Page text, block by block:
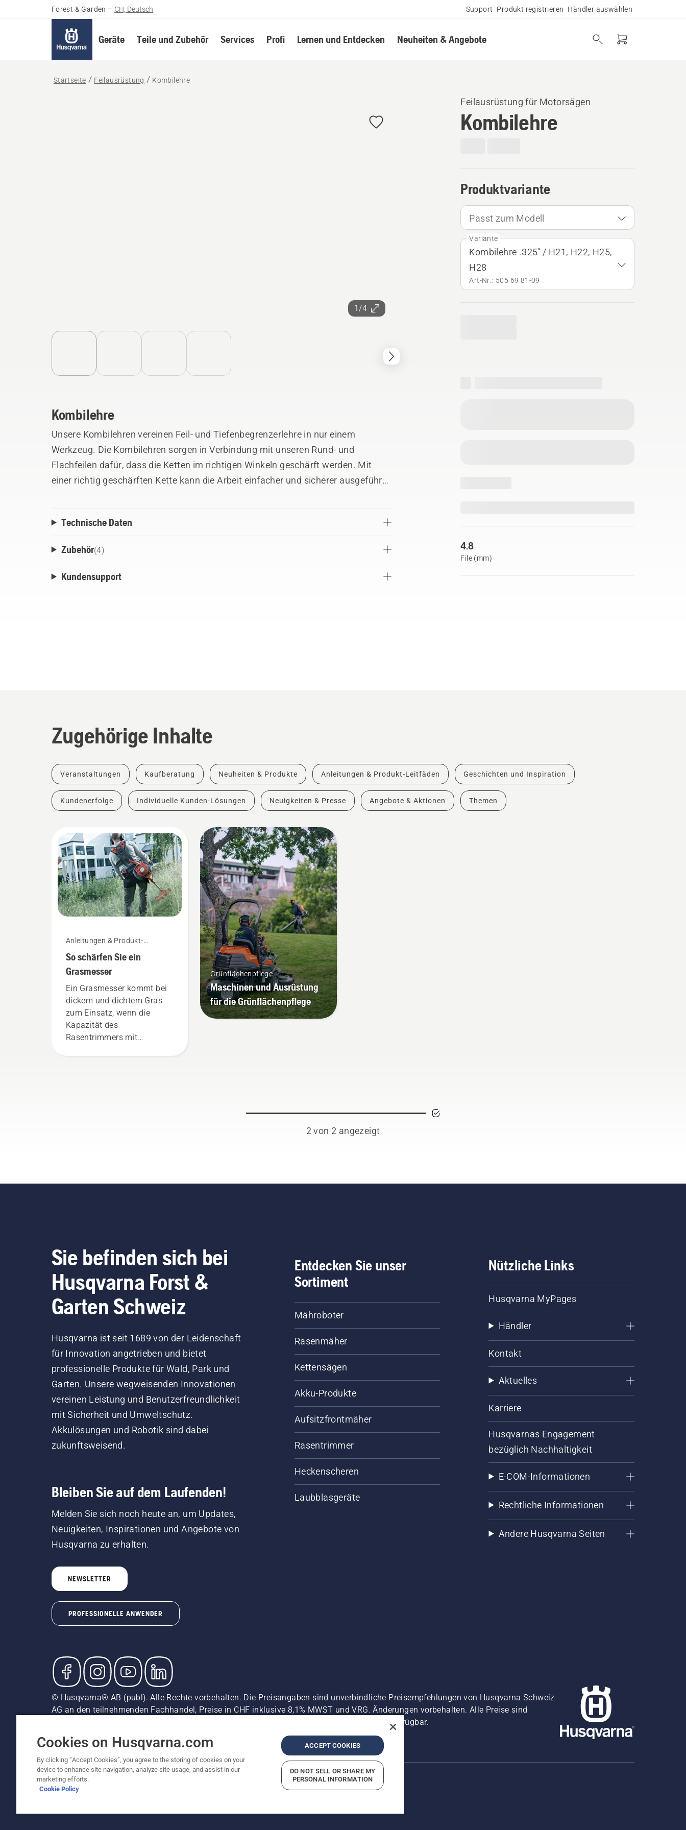
Forest & Garden – CH, Deutsch Support Produkt registrieren Händler auswählen
Geräte Teile und Zubehör Services Profi Lernen und Entdecken Neuheiten & Angebote
Startseite Feilausrüstung Kombilehre
1/4
Feilausrüstung für Motorsägen
Kombilehre
Produktvariante
Passt zum Modell
Variante
Kombilehre .325" / H21, H22, H25,
H28
Art-Nr.: 505 69 81‑09
4.8
File (mm)
Kombilehre
Unsere Kombilehren vereinen Feil- und Tiefenbegrenzerlehre in nur einem
Werkzeug. Die Kombilehren sorgen in Verbindung mit unseren Rund- und
Flachfeilen dafür, dass die Ketten im richtigen Winkeln geschärft werden. Mit
einer richtig geschärften Kette kann die Arbeit einfacher und sicherer ausgeführt
Technische Daten
Zubehör(4)
Kundensupport
Zugehörige Inhalte
Veranstaltungen Kaufberatung Neuheiten & Produkte Anleitungen & Produkt-Leitfäden Geschichten und Inspiration
Kundenerfolge Individuelle Kunden-Lösungen Neuigkeiten & Presse Angebote & Aktionen Themen
Anleitungen & Produkt-
So schärfen Sie ein
Grasmesser
Ein Grasmesser kommt bei
dickem und dichtem Gras
zum Einsatz, wenn die
Kapazität des
Rasentrimmers mit
Grünflächenpflege
Maschinen und Ausrüstung
für die Grünflächenpflege
2 von 2 angezeigt
Sie befinden sich bei
Husqvarna Forst &
Garten Schweiz
Husqvarna ist seit 1689 von der Leidenschaft
für Innovation angetrieben und bietet
professionelle Produkte für Wald, Park und
Garten. Unsere wegweisenden Innovationen
vereinen Leistung und Benutzerfreundlichkeit
mit Sicherheit und Umweltschutz.
Akkulösungen und Robotik sind dabei
zukunftsweisend.
Bleiben Sie auf dem Laufenden!
Melden Sie sich noch heute an, um Updates,
Neuigkeiten, Inspirationen und Angebote von
Husqvarna zu erhalten.
NEWSLETTER
PROFESSIONELLE ANWENDER
Entdecken Sie unser
Sortiment
Mähroboter
Rasenmäher
Kettensägen
Akku-Produkte
Aufsitzfrontmäher
Rasentrimmer
Heckenscheren
Laubblasgeräte
Nützliche Links
Husqvarna MyPages
Händler
Kontakt
Aktuelles
Karriere
Husqvarnas Engagement
bezüglich Nachhaltigkeit
E-COM-Informationen
Rechtliche Informationen
Andere Husqvarna Seiten
© Husqvarna® AB (publ). Alle Rechte vorbehalten. Die Preisangaben sind unverbindliche Preisempfehlungen von Husqvarna Schweiz
AG an den teilnehmenden Fachhandel, Preise in CHF inklusive 8,1% MWST und VRG. Änderungen vorbehalten. Alle Preise sind
unverbindliche Preisempfehlungen (inkl. MwSt), es sei denn sie sind für den direkten Kauf verfügbar.
Cookie-Richtlinie Imprint Vermutete Verstöße melden
Cookies on Husqvarna.com
By clicking “Accept Cookies”, you agree to the storing of cookies on your
device to enhance site navigation, analyze site usage, and assist in our
marketing efforts.
Cookie Policy
ACCEPT COOKIES
DO NOT SELL OR SHARE MY
PERSONAL INFORMATION